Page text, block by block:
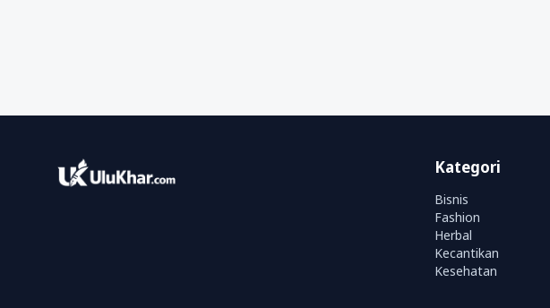
Kategori
Bisnis
Fashion
Herbal
Kecantikan
Kesehatan